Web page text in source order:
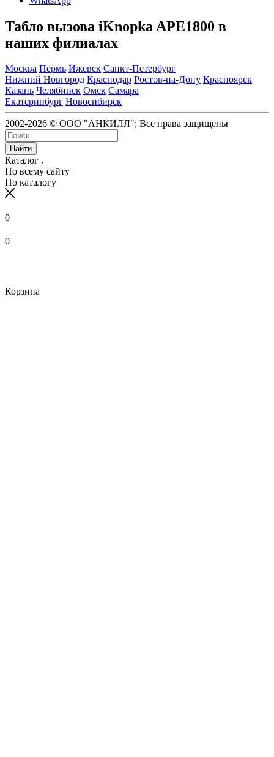
Табло вызова iKnopka APE1800 в
наших филиалах
Москва Пермь Ижевск Санкт-Петербург
Нижний Новгород Краснодар Ростов-на-Дону Красноярск
Казань Челябинск Омск Самара
Екатеринбург Новосибирск
2002-2026 © ООО "АНКИЛЛ"; Все права защищены
Найти
Каталог
По всему сайту
По каталогу
0
0
Корзина